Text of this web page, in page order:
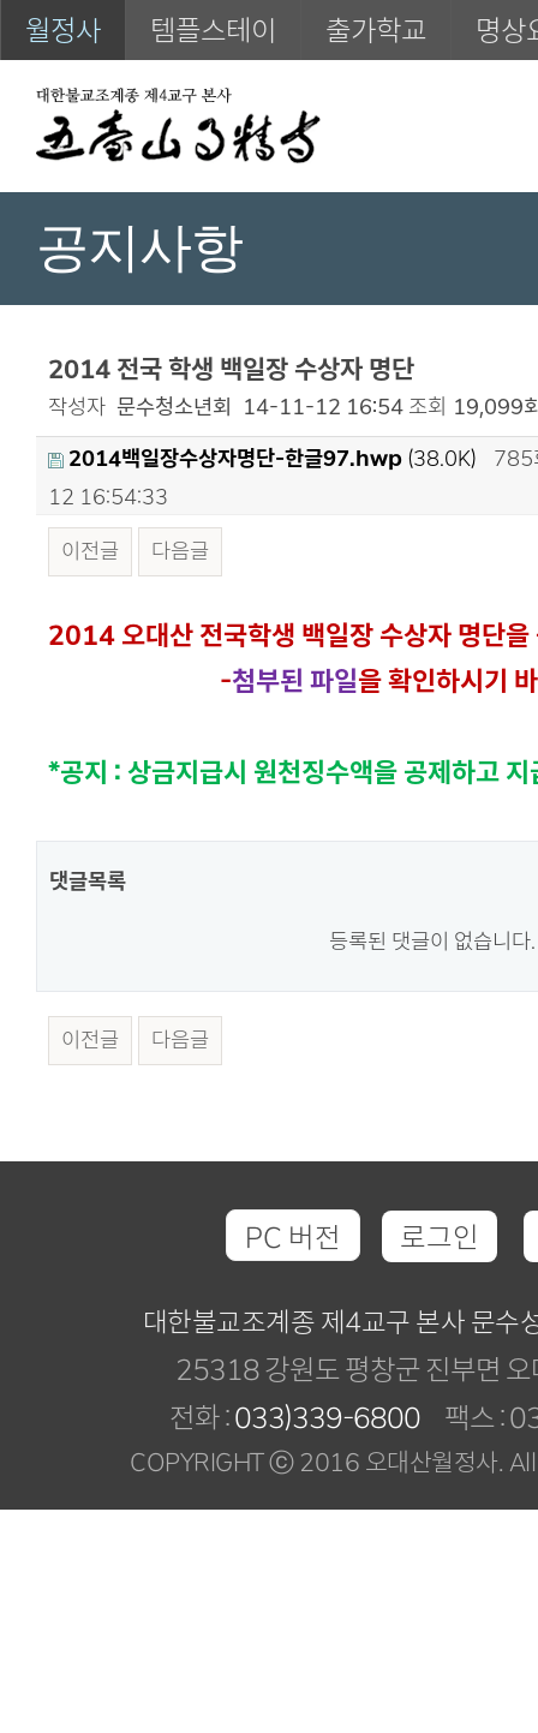
월정사 템플스테이 출가학교 명상
공지사항
2014 전국 학생 백일장 수상자 명단
작성자 문수청소년회 14-11-12 16:54 조회 19,099
2014백일장수상자명단-한글97.hwp (38.0K)
785
12 16:54:33
이전글
다음글
2014 오대산 전국학생 백일장 수상자 명단을
-첨부된 파일을 확인하시기
*공지 : 상금지급시 원천징수액을 공제하고
댓글목록
등록된 댓글이 없습니다.
이전글 다음글
PC 버전 로그인
대한불교조계종 제4교구 본사 문수
25318 강원도 평창군 진부면
전화 :033)339-6800 팩스 :
COPYRIGHT ⓒ 2016 오대산월정사.